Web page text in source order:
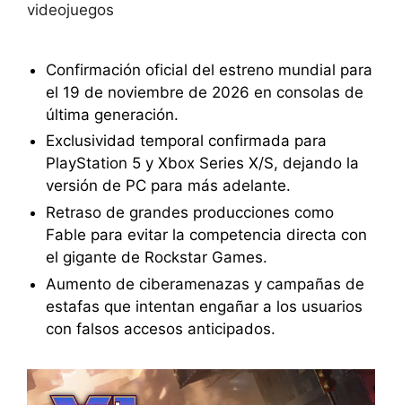
videojuegos
Confirmación oficial del estreno mundial para
el 19 de noviembre de 2026 en consolas de
última generación.
Exclusividad temporal confirmada para
PlayStation 5 y Xbox Series X/S, dejando la
versión de PC para más adelante.
Retraso de grandes producciones como
Fable para evitar la competencia directa con
el gigante de Rockstar Games.
Aumento de ciberamenazas y campañas de
estafas que intentan engañar a los usuarios
con falsos accesos anticipados.